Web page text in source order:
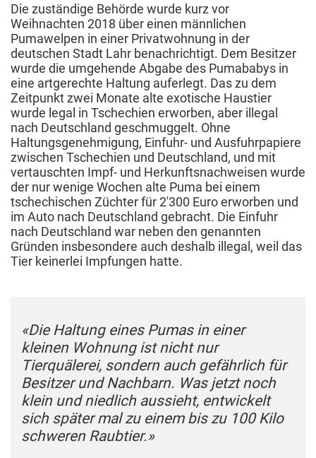
Die zuständige Behörde wurde kurz vor
Weihnachten 2018 über einen männlichen
Pumawelpen in einer Privatwohnung in der
deutschen Stadt Lahr benachrichtigt. Dem Besitzer
wurde die umgehende Abgabe des Pumababys in
eine artgerechte Haltung auferlegt. Das zu dem
Zeitpunkt zwei Monate alte exotische Haustier
wurde legal in Tschechien erworben, aber illegal
nach Deutschland geschmuggelt. Ohne
Haltungsgenehmigung, Einfuhr- und Ausfuhrpapiere
zwischen Tschechien und Deutschland, und mit
vertauschten Impf- und Herkunftsnachweisen wurde
der nur wenige Wochen alte Puma bei einem
tschechischen Züchter für 2'300 Euro erworben und
im Auto nach Deutschland gebracht. Die Einfuhr
nach Deutschland war neben den genannten
Gründen insbesondere auch deshalb illegal, weil das
Tier keinerlei Impfungen hatte.
«Die Haltung eines Pumas in einer
kleinen Wohnung ist nicht nur
Tierquälerei, sondern auch gefährlich für
Besitzer und Nachbarn. Was jetzt noch
klein und niedlich aussieht, entwickelt
sich später mal zu einem bis zu 100 Kilo
schweren Raubtier.»